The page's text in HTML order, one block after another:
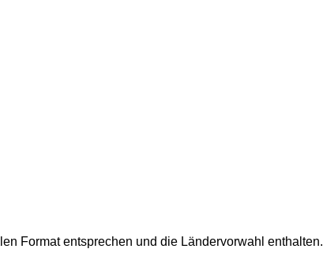
Format entsprechen und die Ländervorwahl enthalten.